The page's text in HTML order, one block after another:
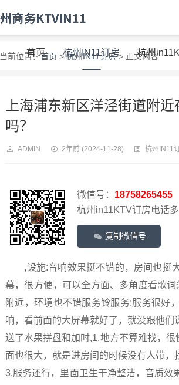
首页 杭州IN11订房 杭州
当前位置：首页 >杭州IN11订房> 正文内容
上海浦东新区洋泾街道附
吗？
ADMIN 2年前 (2024-11-28) 杭州IN11
微信号： 18758265455
杭州in11KTV订房电话
复制微信号
,设施:音响效果挺不错的，房间也挺
幕，很方便，可以全方面、多角度看歌
附近，环境也不错服务铃服务:服务很好
响，看前面的大屏幕就好了，就没跟他
送了水果拼盘和加时,1.地方不算难找，
面也很大，就是进房间的时候没有人带
3.服务还行，里面卫生干净整洁，音质效